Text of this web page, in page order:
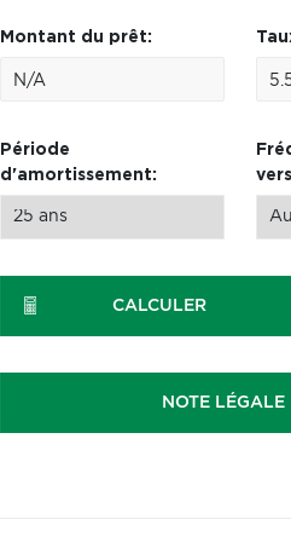
Montant du prêt:
Période
d'amortissement:
CALCULER
NOTE LÉGALE